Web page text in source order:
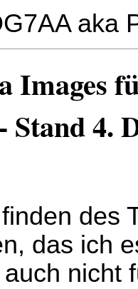
aka
Images
Stand 4.
des
das ich
nicht